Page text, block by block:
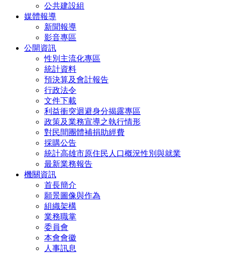
公共建設組
媒體報導
新聞報導
影音專區
公開資訊
性別主流化專區
統計資料
預決算及會計報告
行政法令
文件下載
利益衝突迴避身分揭露專區
政策及業務宣導之執行情形
對民間團體補捐助經費
採購公告
統計高雄市原住民人口概況性別與就業
最新業務報告
機關資訊
首長簡介
願景圖像與作為
組織架構
業務職掌
委員會
本會會徽
人事訊息